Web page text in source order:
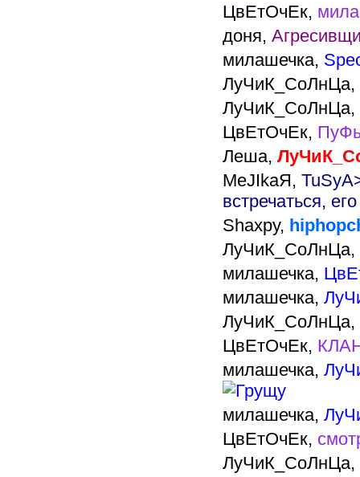
ЦвЕтОчЕк,
доня,
милашечка,
ЛуЧиК_СоЛнЦа,
ЛуЧиК_СоЛнЦа,
ЦвЕтОчЕк,
Леша,
MeJIkaЯ,
встречаться,
Shaxpy,
ЛуЧиК_СоЛнЦа,
милашечка,
милашечка,
ЛуЧиК_СоЛнЦа,
ЦвЕтОчЕк,
милашечка,
милашечка,
ЦвЕтОчЕк,
ЛуЧиК_СоЛнЦа,